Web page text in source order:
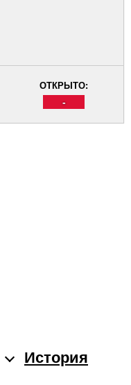
ОТКРЫТО:
-
История